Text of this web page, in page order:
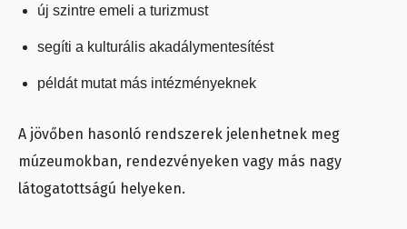
új szintre emeli a turizmust
segíti a kulturális akadálymentesítést
példát mutat más intézményeknek
A jövőben hasonló rendszerek jelenhetnek meg
múzeumokban, rendezvényeken vagy más nagy
látogatottságú helyeken.